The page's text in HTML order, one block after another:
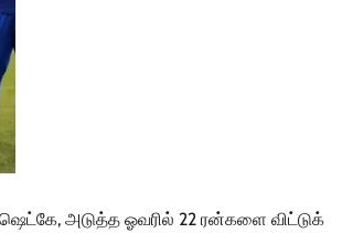
அடுத்த ஓவரில் 22 ரன்களை விட்டுக்